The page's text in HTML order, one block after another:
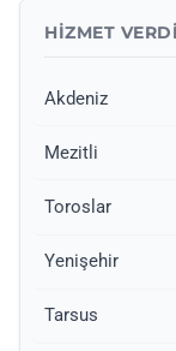
HIZMET
Akdeniz
Mezitli
Toroslar
Yenişehir
Tarsus